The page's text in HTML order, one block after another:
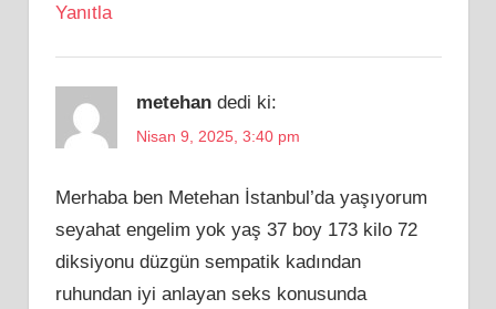
Yanıtla
metehan dedi ki:
Nisan 9, 2025, 3:40 pm
Merhaba ben Metehan İstanbul’da yaşıyorum
seyahat engelim yok yaş 37 boy 173 kilo 72
diksiyonu düzgün sempatik kadından
ruhundan iyi anlayan seks konusunda